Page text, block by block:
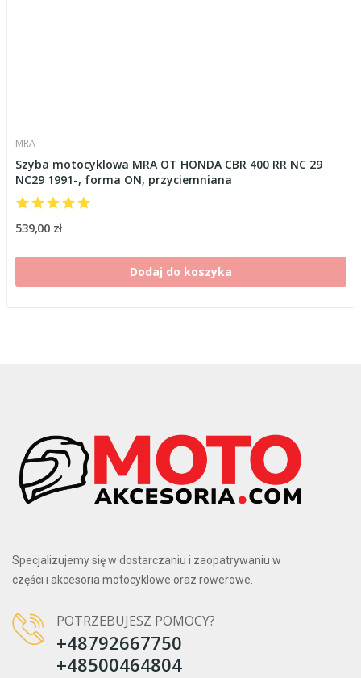
MRA
Szyba motocyklowa MRA OT HONDA CBR 400 RR NC 29
NC29 1991-, forma ON, przyciemniana
539,00 zł
Dodaj do koszyka
Specjalizujemy się w dostarczaniu i zaopatrywaniu w
części i akcesoria motocyklowe oraz rowerowe.
POTRZEBUJESZ POMOCY?
+48792667750
+48500464804